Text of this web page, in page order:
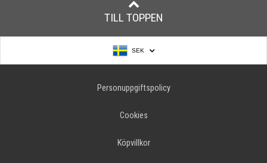
TILL TOPPEN
SEK
Personuppgiftspolicy
Cookies
Köpvillkor